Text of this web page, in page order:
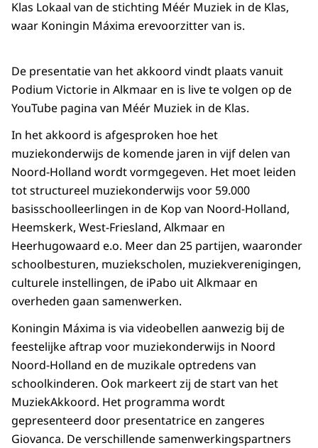
Klas Lokaal van de stichting Méér Muziek in de Klas,
waar Koningin Máxima erevoorzitter van is.
De presentatie van het akkoord vindt plaats vanuit
Podium Victorie in Alkmaar en is live te volgen op de
YouTube pagina van Méér Muziek in de Klas.
In het akkoord is afgesproken hoe het
muziekonderwijs de komende jaren in vijf delen van
Noord-Holland wordt vormgegeven. Het moet leiden
tot structureel muziekonderwijs voor 59.000
basisschoolleerlingen in de Kop van Noord-Holland,
Heemskerk, West-Friesland, Alkmaar en
Heerhugowaard e.o. Meer dan 25 partijen, waaronder
schoolbesturen, muziekscholen, muziekverenigingen,
culturele instellingen, de iPabo uit Alkmaar en
overheden gaan samenwerken.
Koningin Máxima is via videobellen aanwezig bij de
feestelijke aftrap voor muziekonderwijs in Noord
Noord-Holland en de muzikale optredens van
schoolkinderen. Ook markeert zij de start van het
MuziekAkkoord. Het programma wordt
gepresenteerd door presentatrice en zangeres
Giovanca. De verschillende samenwerkingspartners